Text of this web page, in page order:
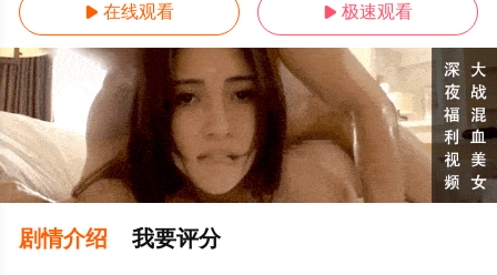
 在线观看  极速观看
剧情介绍 我要评分